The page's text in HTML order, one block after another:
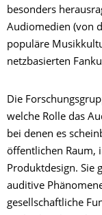
besonders
Audiomedien (von
populäre
netzbasierten
Die
welche Rolle das
bei denen es
öffentlichen Raum,
Produktdesign. Sie
auditive
gesellschaftliche